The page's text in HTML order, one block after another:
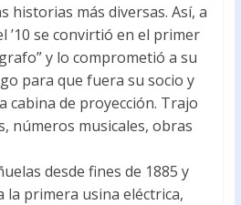
historias más diversas. Así, a
’10 se convirtió en el primer
y lo comprometió a su
para que fuera su socio y
cabina de proyección. Trajo
números musicales, obras
desde fines de 1885 y
la primera usina eléctrica,